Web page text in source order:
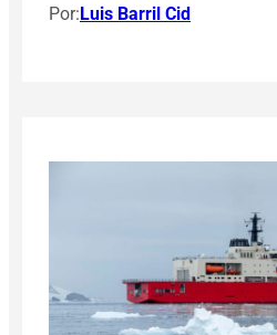
Por:Luis Barril Cid